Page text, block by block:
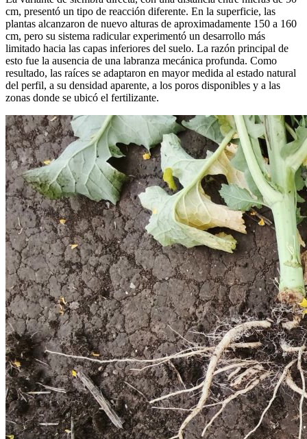
cm, presentó un tipo de reacción diferente. En la superficie, las
plantas alcanzaron de nuevo alturas de aproximadamente 150 a 160
cm, pero su sistema radicular experimentó un desarrollo más
limitado hacia las capas inferiores del suelo. La razón principal de
esto fue la ausencia de una labranza mecánica profunda. Como
resultado, las raíces se adaptaron en mayor medida al estado natural
del perfil, a su densidad aparente, a los poros disponibles y a las
zonas donde se ubicó el fertilizante.